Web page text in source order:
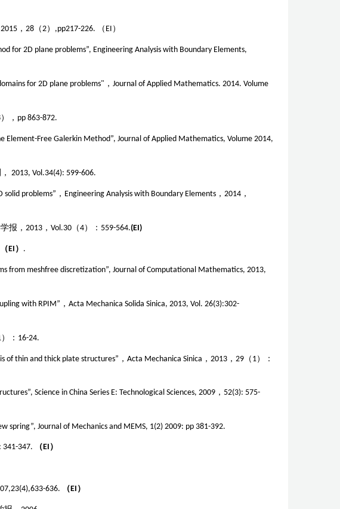
2015 ， 28 （2） ,pp217-226. （ EI ）
for 2D plane problems”, Engineering Analysis with Boundary Elements,
for 2D plane problems" ， Journal of Applied Mathematics. 2014. Volume
）， pp 863-872.
Element-Free Galerkin Method”, Journal of Applied Mathematics, Volume 2014,
2013, Vol.34(4): 599-606.
problems”，Engineering Analysis with Boundary Elements ， 2014 ，
报， 2013，Vol.30（4）：559-564.(EI)
（EI ） .
from meshfree discretization”, Journal of Computational Mathematics, 2013,
with RPIM” ， Acta Mechanica Solida Sinica, 2013, Vol. 26(3):302-
）： 16-24.
of thin and thick plate structures” ， Acta Mechanica Sinica ， 2013 ， 29 （ 1）：
Science in China Series E: Technological Sciences, 2009 ， 52(3): 575-
Journal of Mechanics and MEMS, 1(2) 2009: pp 381-392.
341-347. （EI ）
636. （EI ）